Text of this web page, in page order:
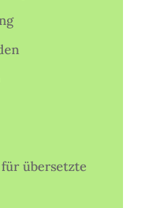
übersetzte